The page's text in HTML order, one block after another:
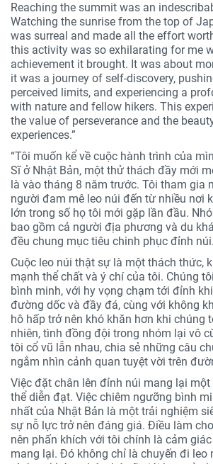
Reaching the summit was an
Watching the sunrise from the top of
was surreal and made all the effort
this activity was so exhilarating for me
achievement it brought. It was about
it was a journey of self-discovery,
perceived limits, and experiencing a
with nature and fellow hikers. This
the value of perseverance and the
experiences.”
“Tôi muốn kể về cuộc hành trình của
Sĩ ở Nhật Bản, một thử thách đầy mới
là vào tháng 8 năm trước. Tôi tham gia
người đam mê leo núi đến từ nhiều nơi
lớn trong số họ tôi mới gặp lần đầu.
bao gồm cả người địa phương và du
đều chung mục tiêu chinh phục đỉnh núi.
Cuộc leo núi thật sự là một thách thức,
mạnh thể chất và ý chí của tôi. Chúng
bình minh, với hy vọng chạm tới đỉnh
đường dốc và đầy đá, cùng với không
hô hấp trở nên khó khăn hơn khi chúng
nhiên, tình đồng đội trong nhóm lại vô
tôi cổ vũ lẫn nhau, chia sẻ những câu
ngắm nhìn cảnh quan tuyệt vời trên
Việc đặt chân lên đỉnh núi mang lại
thể diễn đạt. Việc chiêm ngưỡng bình
nhất của Nhật Bản là một trải nghiệm
sự nỗ lực trở nên đáng giá. Điều làm
nên phấn khích với tôi chính là cảm
mang lại. Đó không chỉ là chuyến đi leo